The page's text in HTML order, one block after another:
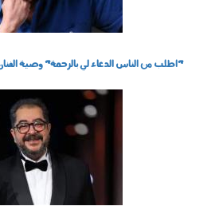
"اطلب من الناس الدعاء لي بالرحمة" وصية